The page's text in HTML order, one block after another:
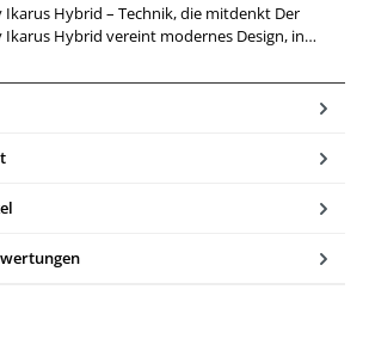
Hybrid – Technik, die mitdenkt Der
Ikarus Hybrid vereint modernes Design, in…